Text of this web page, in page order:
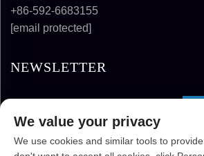
+86-592-6683155
[email protected]
NEWSLETTER
HAK CIPTA © 2025-2026
We value your privacy
We use cookies and similar tools to